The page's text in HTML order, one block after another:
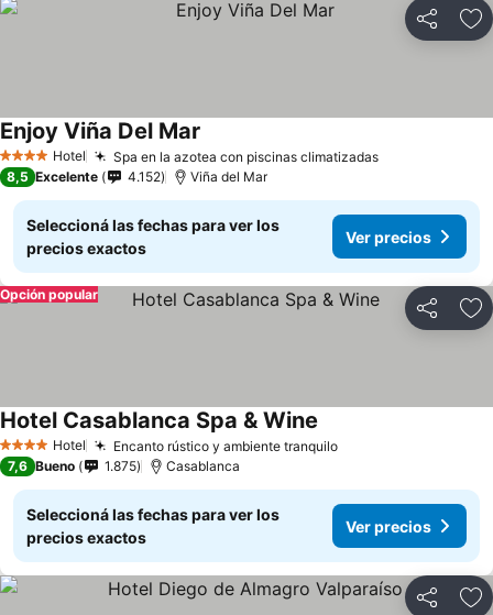
Compartir
4 EstrellasHotel Spa en la azotea con piscinas climatizadas
Enjoy Viña Del Mar
8,5 Excelente 4.152 Viña del Mar
Seleccioná las fechas para ver los
precios exactos
Ver precios
Compartir
Opción popular
4 EstrellasHotel Encanto rústico y ambiente tranquilo
Hotel Casablanca Spa & Wine
7,6 Bueno 1.875 Casablanca
Seleccioná las fechas para ver los
precios exactos
Ver precios
Compartir